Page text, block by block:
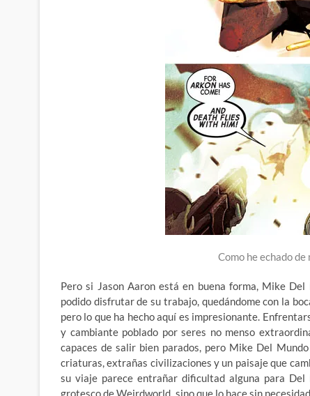
Como he echado
Pero si Jason Aaron está en buena forma, Mike
podido disfrutar de su trabajo, quedándome con la
pero lo que ha hecho aquí es impresionante.
y cambiante poblado por seres no menso
capaces de salir bien parados, pero Mike Del
criaturas, extrañas civilizaciones y un paisaje que
su viaje parece entrañar dificultad alguna para